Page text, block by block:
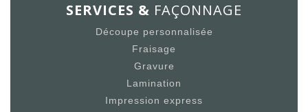
SERVICES & FAÇONNAGE
Découpe personnalisée
Fraisage
Gravure
Lamination
Impression express